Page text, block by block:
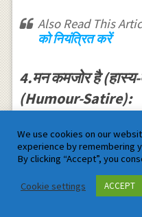
Also Read This
को नियंत्रित करें
4.मन कमजोर है
(Humour-Satire):
We use cookies on our
experience by remembering
By clicking “Accept”, you
Cookie settings ACCEPT